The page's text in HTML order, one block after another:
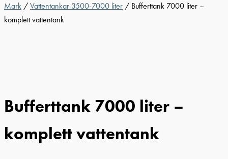
Mark /Vattentankar 3500-7000 liter / Bufferttank 7000 liter –
komplett vattentank
Bufferttank 7000 liter –
komplett vattentank